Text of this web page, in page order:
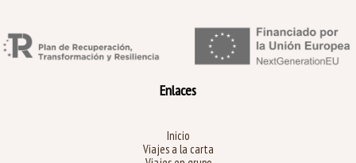
Enlaces
Inicio
Viajes a la carta